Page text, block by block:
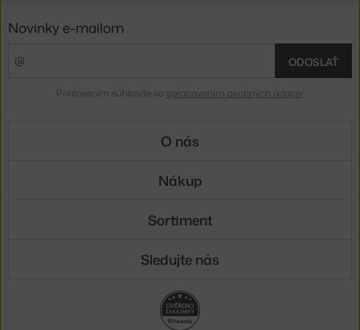
Novinky e-mailom
ODOSLAŤ
Prihlásením súhlasíte so spracovaním osobných údajov.
O nás
Nákup
Sortiment
Sledujte nás